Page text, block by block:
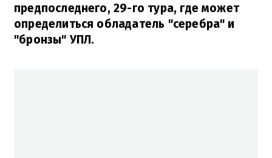
предпоследнего, 29-го тура, где может
определиться обладатель "серебра" и
"бронзы" УПЛ.